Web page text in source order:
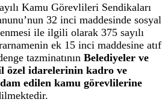
Kamu Görevlileri Sendikaları
32 inci maddesinde sosyal
ile ilgili olarak 375 sayılı
ek 15 inci maddesine atıf
tazminatının Belediyeler ve
özel idarelerinin kadro ve
edilen kamu görevlilerine